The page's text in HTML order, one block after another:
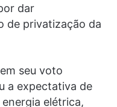
dar
de privatização da
seu voto
a expectativa de
elétrica,